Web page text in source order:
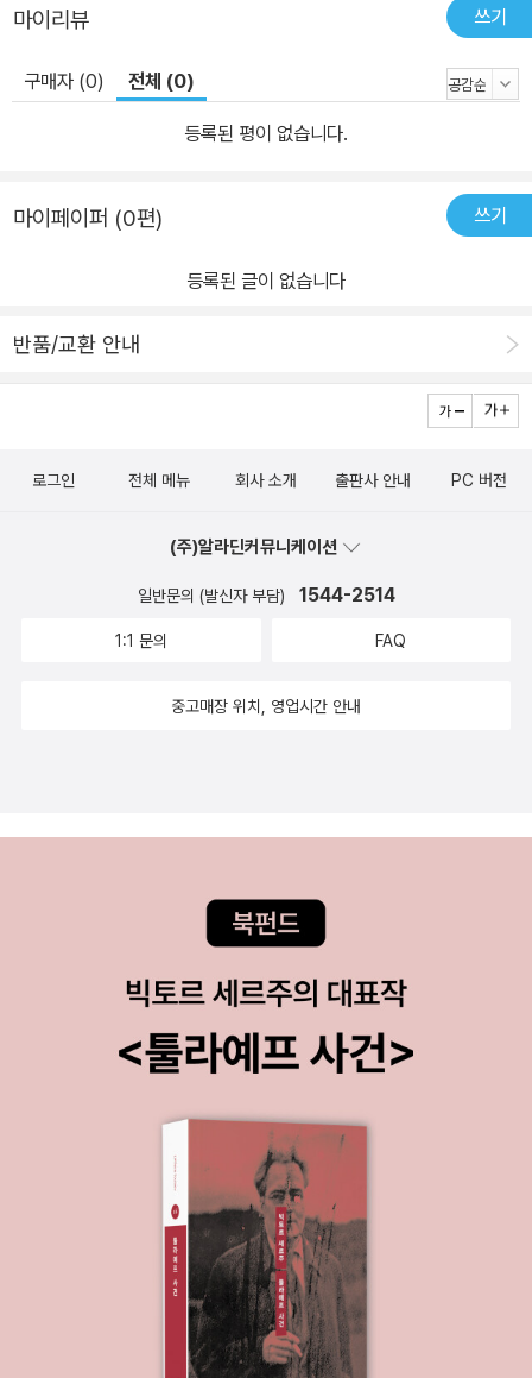
에 그 이유가 담겨있다. “감히 말하건대, 장미는 인생에 대한 풍자다.”
마이리뷰 쓰기
구매자 (0) 전체 (0)
등록된 평이 없습니다.
마이페이퍼 (0편) 쓰기
등록된 글이 없습니다
반품/교환 안내
로그인 전체 메뉴 회사 소개 출판사 안내 PC 버전
(주)알라딘커뮤니케이션
일반문의 (발신자 부담) 1544-2514
1:1 문의 FAQ
중고매장 위치, 영업시간 안내